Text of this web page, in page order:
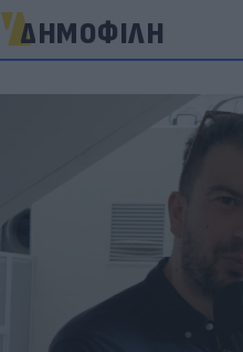
ΔΗΜΟΦΙΛΗ